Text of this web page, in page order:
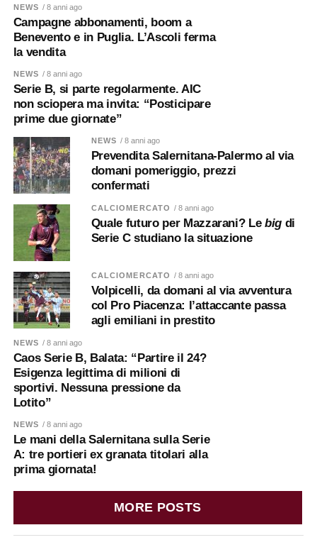
NEWS / 8 anni ago
Campagne abbonamenti, boom a
Benevento e in Puglia. L’Ascoli ferma
la vendita
NEWS / 8 anni ago
Serie B, si parte regolarmente. AIC
non sciopera ma invita: “Posticipare
prime due giornate”
NEWS / 8 anni ago
Prevendita Salernitana-Palermo al via
domani pomeriggio, prezzi
confermati
CALCIOMERCATO / 8 anni ago
Quale futuro per Mazzarani? Lebig di
Serie C studiano la situazione
CALCIOMERCATO / 8 anni ago
Volpicelli, da domani al via avventura
col Pro Piacenza: l’attaccante passa
agli emiliani in prestito
NEWS / 8 anni ago
Caos Serie B, Balata: “Partire il 24?
Esigenza legittima di milioni di
sportivi. Nessuna pressione da
Lotito”
NEWS / 8 anni ago
Le mani della Salernitana sulla Serie
A: tre portieri ex granata titolari alla
prima giornata!
MORE POSTS